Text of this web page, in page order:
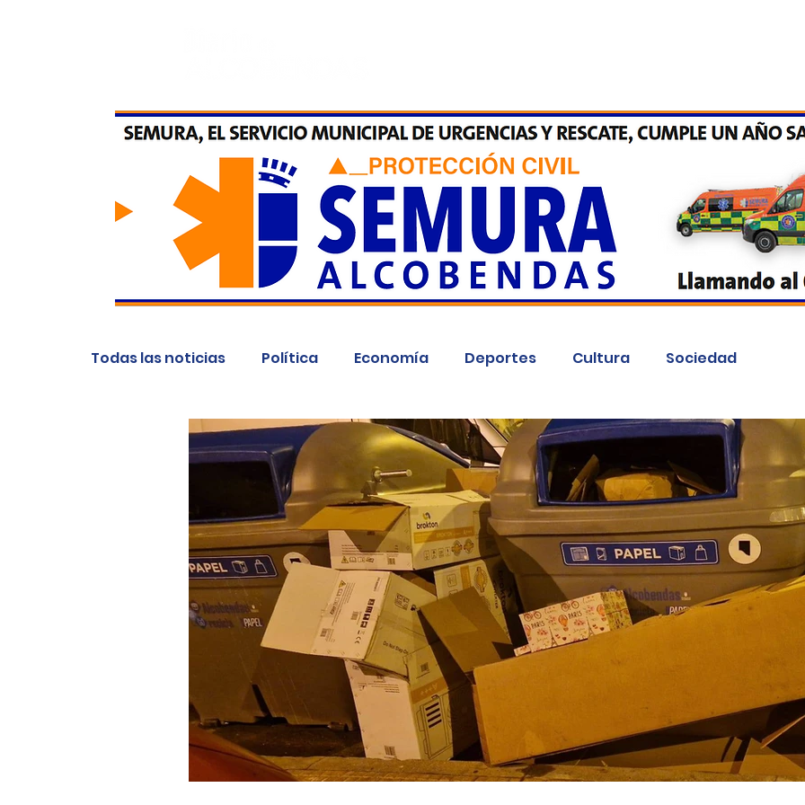
Todas las noticias Política Economía Deportes Cultura Sociedad
Salud y bienestar Educación e infancia Fotodenuncia Opinión Crítica de
La verdad detrás de la guerra Kit Digital Sucesos Fiestas Mayores